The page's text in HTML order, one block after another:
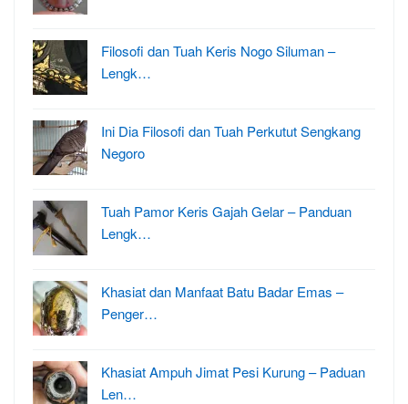
Filosofi dan Tuah Keris Nogo Siluman –
Lengk…
Ini Dia Filosofi dan Tuah Perkutut Sengkang
Negoro
Tuah Pamor Keris Gajah Gelar – Panduan
Lengk…
Khasiat dan Manfaat Batu Badar Emas –
Penger…
Khasiat Ampuh Jimat Pesi Kurung – Paduan
Len…